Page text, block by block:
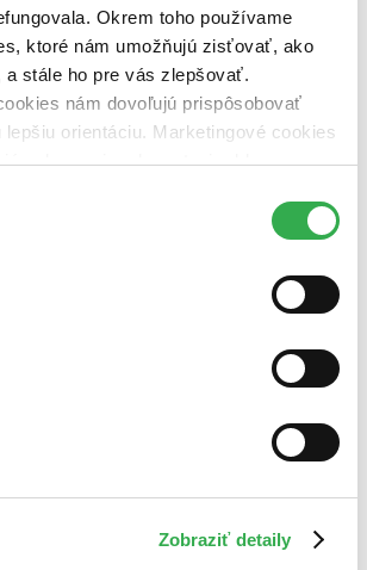
Okrem toho používame
ktoré nám umožňujú zisťovať, ako
a stále ho pre vás zlepšovať.
nám dovoľujú prispôsobovať
orientáciu. Marketingové cookies
zobrazenie relevantnej reklamy.
sme mohli používať všetky tieto
Zobraziť detaily